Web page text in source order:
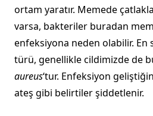
ortam yaratır. Memede
varsa, bakteriler buradan
enfeksiyona neden olabilir. En
türü, genellikle cildimizde de
aureus‘tur. Enfeksiyon
ateş gibi belirtiler şiddetlenir.